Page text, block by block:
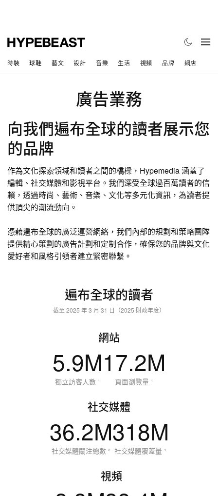
時裝 球鞋 藝文 設計 音樂 生活 視頻 品牌 網店
廣告業務
向我們遍布全球的讀者展示您
的品牌
作為文化探索領域和讀者之間的橋樑，Hypemedia 涵蓋了
編輯、社交媒體和影視平台。我們深受全球過百萬讀者的信
賴，透過時尚、藝術、音樂、文化等多元化資訊，為讀者提
供頂尖的潮流動向。
憑藉遍布全球的廣泛運營網絡，我們內部的規劃和策略團隊
提供精心策劃的廣告計劃和定制合作，確保您的品牌與文化
愛好者和風格引領者建立緊密聯繫。
遍布全球的讀者
截至 2025 年 3 月 31 日（2025 財政年度）
網站
5.9M
獨立訪客人數 ¹
17.2M
頁面瀏覽量 ¹
社交媒體
36.2M
社交媒體關注總數 ²
318M
社交媒體覆蓋量 ¹
視頻